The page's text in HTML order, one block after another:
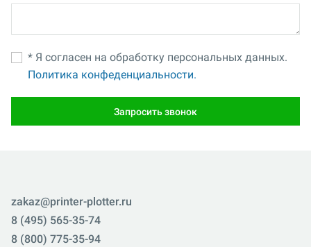
* Я согласен на обработку персональных данных.
Политика конфеденциальности.
Запросить звонок
zakaz@printer-plotter.ru
8 (495) 565-35-74
8 (800) 775-35-94